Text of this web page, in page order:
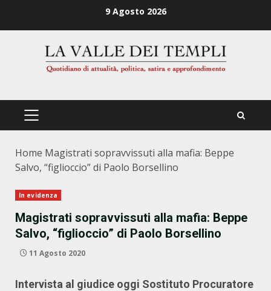
9 Agosto 2026
PRIMÄRES
Home Magistrati sopravvissuti alla mafia: Beppe
Salvo, “figlioccio” di Paolo Borsellino
In evidenza
Magistrati sopravvissuti alla mafia: Beppe
Salvo, “figlioccio” di Paolo Borsellino
11 Agosto 2020
Intervista al giudice oggi Sostituto Procuratore